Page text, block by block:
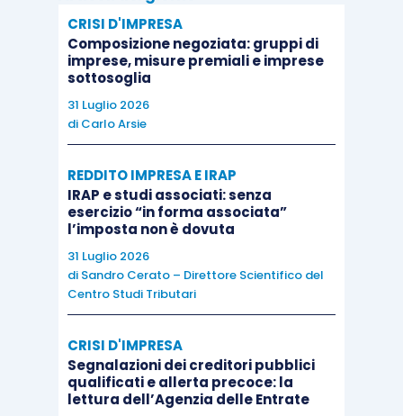
CRISI D'IMPRESA
Composizione negoziata: gruppi di
imprese, misure premiali e imprese
sottosoglia
31 Luglio 2026
di Carlo Arsie
REDDITO IMPRESA E IRAP
IRAP e studi associati: senza
esercizio “in forma associata”
l’imposta non è dovuta
31 Luglio 2026
di Sandro Cerato – Direttore Scientifico del
Centro Studi Tributari
CRISI D'IMPRESA
Segnalazioni dei creditori pubblici
qualificati e allerta precoce: la
lettura dell’Agenzia delle Entrate